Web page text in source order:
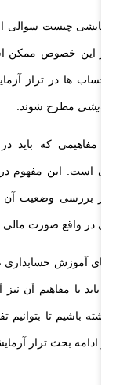
آزمایشی چیست سوالی
در این خصوص ممکن
حساب ها در تراز
آزمایشی مطرح شوند.
از مفاهیمی که باید در
است. این مفهوم در
در بررسی وضعیت آن
در واقع صورت مالی
راستای آموزش حسابداری
، باید با مفاهیم آن
داشته باشیم تا بتوانیم
در ادامه بحث تراز